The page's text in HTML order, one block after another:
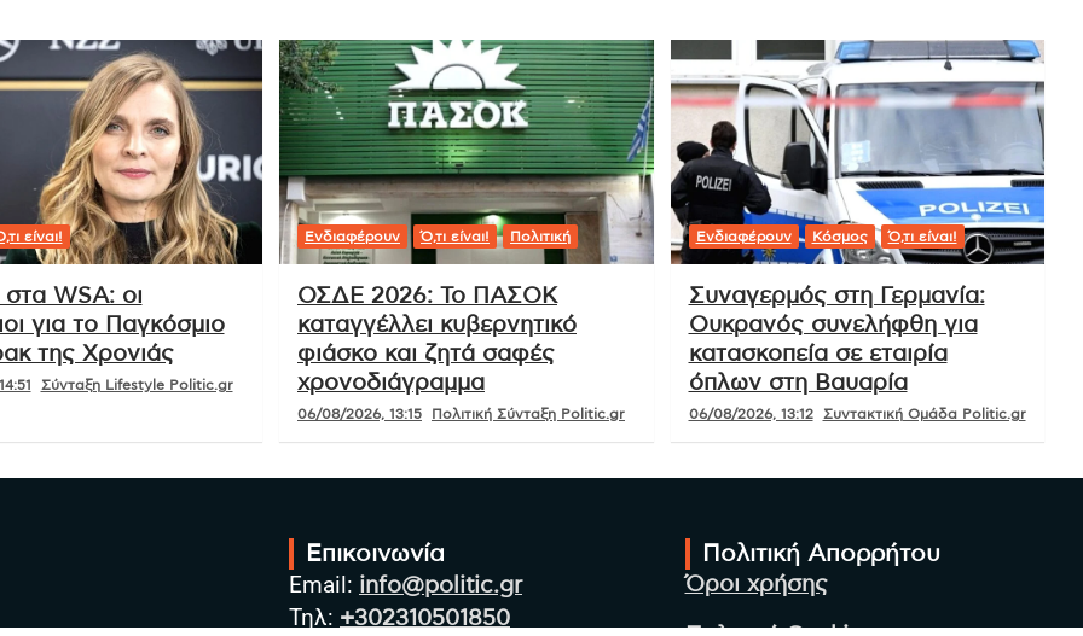
είναι!
WSA: οι
για το Παγκόσμιο
της Χρονιάς
Σύνταξη Lifestyle Politic.gr
Ενδιαφέρουν Ό,τι είναι! Πολιτική
ΟΣΔΕ 2026: Το ΠΑΣΟΚ
καταγγέλλει κυβερνητικό
φιάσκο και ζητά σαφές
χρονοδιάγραμμα
06/08/2026, 13:15 Πολιτική Σύνταξη Politic.gr
Ενδιαφέρουν Κόσμος Ό,τι είναι!
Συναγερμός στη Γερμανία:
Ουκρανός συνελήφθη για
κατασκοπεία σε εταιρία
όπλων στη Βαυαρία
06/08/2026, 13:12 Συντακτική Ομάδα Politic.gr
Επικοινωνία
Email: info@politic.gr
Τηλ: +302310501850
Πολιτική Απορρήτου
Όροι χρήσης